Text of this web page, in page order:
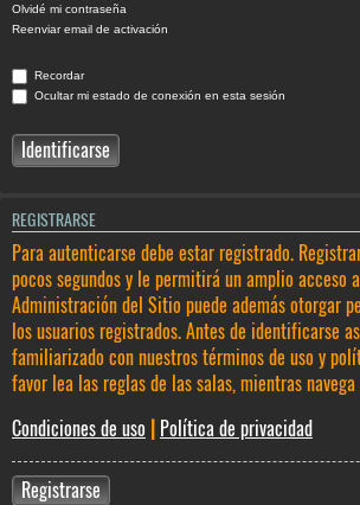
Olvidé mi contraseña
Reenviar email de activación
Recordar
Ocultar mi estado de conexión en esta sesión
REGISTRARSE
Para autenticarse debe estar registrado.
pocos segundos y le permitirá un amplio acceso
Administración del Sitio puede además otorgar
los usuarios registrados. Antes de identificarse
familiarizado con nuestros términos de uso y
favor lea las reglas de las salas, mientras
Condiciones de uso
Política de privacidad
Registrarse